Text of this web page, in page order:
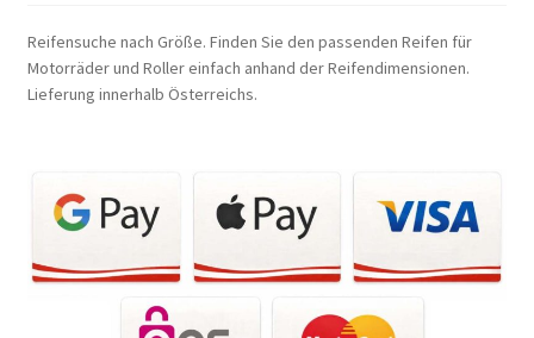
Reifensuche nach Größe. Finden Sie den passenden Reifen für
Motorräder und Roller einfach anhand der Reifendimensionen.
Lieferung innerhalb Österreichs.